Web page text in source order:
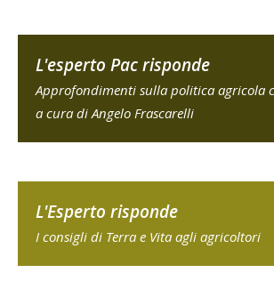
L'esperto Pac risponde
Approfondimenti sulla politica agricola
a cura di Angelo Frascarelli
L'Esperto risponde
I consigli di Terra e Vita agli agricoltori